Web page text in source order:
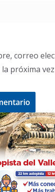
correo
próxima